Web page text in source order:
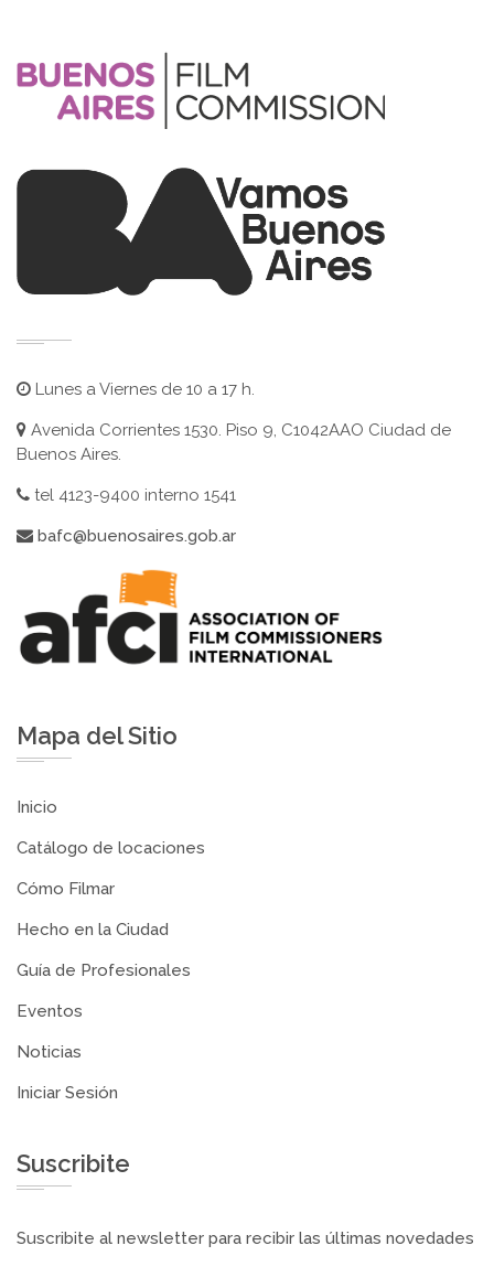
Lunes a Viernes de 10 a 17 h.
Avenida Corrientes 1530. Piso 9, C1042AAO Ciudad de
Buenos Aires.
tel 4123-9400 interno 1541
bafc@buenosaires.gob.ar
Mapa del Sitio
Inicio
Catálogo de locaciones
Cómo Filmar
Hecho en la Ciudad
Guía de Profesionales
Eventos
Noticias
Iniciar Sesión
Suscribite
Suscribite al newsletter para recibir las últimas novedades